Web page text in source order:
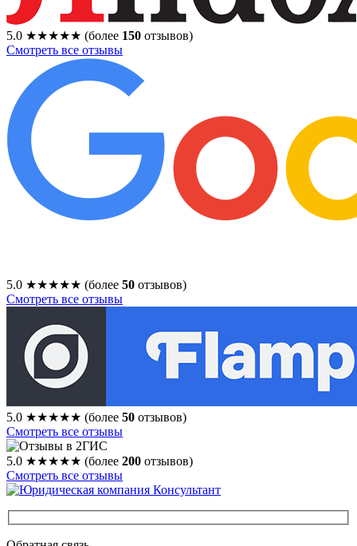
5.0 ★★★★★ (более 150 отзывов)
Смотреть все отзывы
5.0 ★★★★★ (более 50 отзывов)
Смотреть все отзывы
5.0 ★★★★★ (более 50 отзывов)
Смотреть все отзывы
5.0 ★★★★★ (более 200 отзывов)
Смотреть все отзывы